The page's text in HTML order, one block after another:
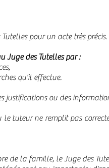
pour un acte très précis.
Juge des Tutelles par :
qu'il effectue.
justifications ou des
tuteur ne remplit pas
de la famille, le Juge des